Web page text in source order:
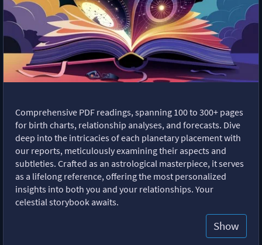
Comprehensive PDF readings, spanning 100 to 300+ pages
for birth charts, relationship analyses, and forecasts. Dive
deep into the intricacies of each planetary placement with
our reports, meticulously examining their aspects and
subtleties. Crafted as an astrological masterpiece, it serves
as a lifelong reference, offering the most personalized
insights into both you and your relationships. Your
celestial storybook awaits.
Show